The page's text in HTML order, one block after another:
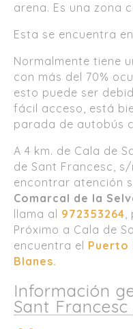
arena. Es una zona
Esta se encuentra
Normalmente tiene
con más del 70%
esto puede ser
fácil acceso, está
parada de autobús
A 4 km. de Cala de
de Sant Francesc,
encontrar atención
Comarcal de la
llama al 972353264,
Próximo a Cala de
encuentra el Puerto
Blanes.
Información
Sant